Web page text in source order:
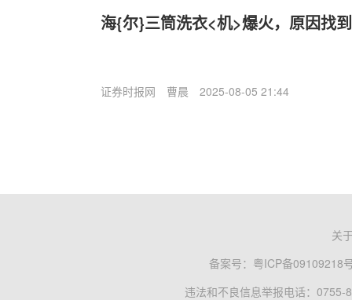
海{尔}三筒洗衣<机>爆火，原因找
证券时报网 曹晨 2025-08-05 21:44
关
备案号： 粤ICP备09109218
违法和不良信息举报电话：0755-